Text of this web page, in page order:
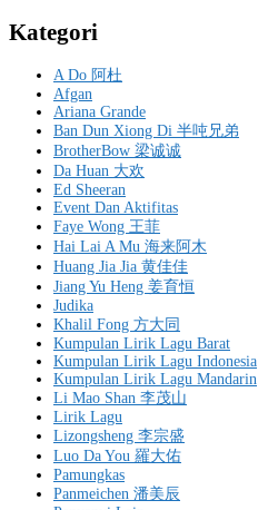
Kategori
A Do 阿杜
Afgan
Ariana Grande
Ban Dun Xiong Di 半吨兄弟
BrotherBow 梁诚诚
Da Huan 大欢
Ed Sheeran
Event Dan Aktifitas
Faye Wong 王菲
Hai Lai A Mu 海来阿木
Huang Jia Jia 黄佳佳
Jiang Yu Heng 姜育恒
Judika
Khalil Fong 方大同
Kumpulan Lirik Lagu Barat
Kumpulan Lirik Lagu Indonesia
Kumpulan Lirik Lagu Mandarin
Li Mao Shan 李茂山
Lirik Lagu
Lizongsheng 李宗盛
Luo Da You 羅大佑
Pamungkas
Panmeichen 潘美辰